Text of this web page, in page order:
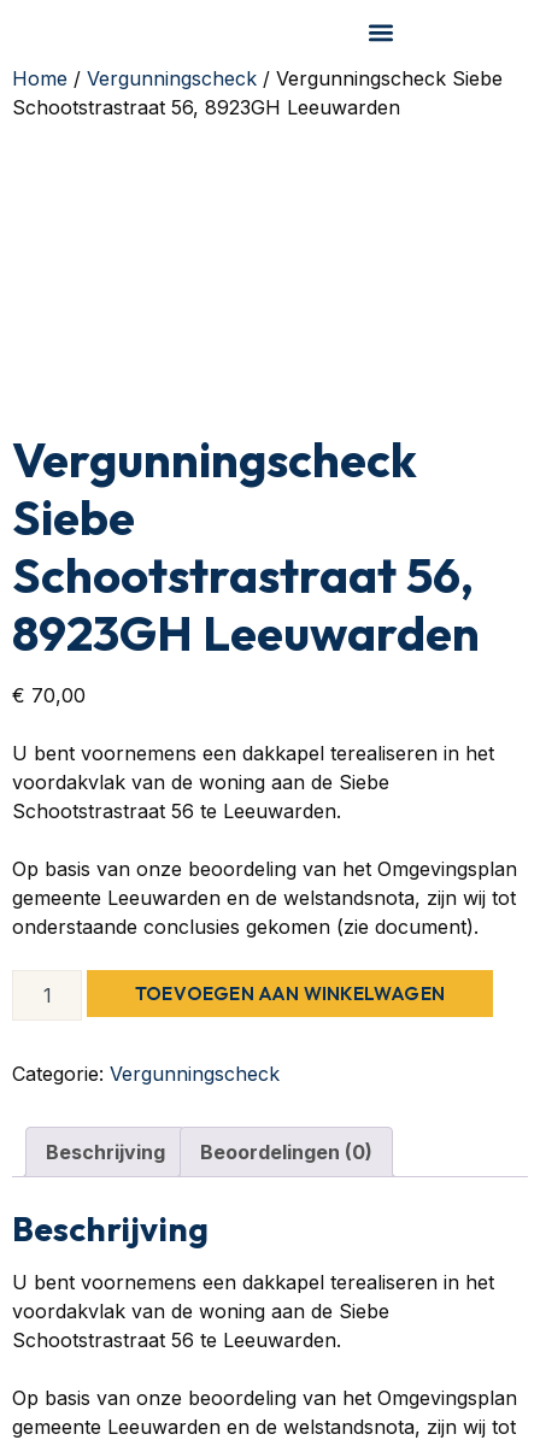
Home / Vergunningscheck / Vergunningscheck Siebe
Schootstrastraat 56, 8923GH Leeuwarden
Vergunningscheck
Siebe
Schootstrastraat 56,
8923GH Leeuwarden
€ 70,00
U bent voornemens een dakkapel terealiseren in het
voordakvlak van de woning aan de Siebe
Schootstrastraat 56 te Leeuwarden.
Op basis van onze beoordeling van het Omgevingsplan
gemeente Leeuwarden en de welstandsnota, zijn wij tot
onderstaande conclusies gekomen (zie document).
TOEVOEGEN AAN WINKELWAGEN
Categorie: Vergunningscheck
Beschrijving Beoordelingen (0)
Beschrijving
U bent voornemens een dakkapel terealiseren in het
voordakvlak van de woning aan de Siebe
Schootstrastraat 56 te Leeuwarden.
Op basis van onze beoordeling van het Omgevingsplan
gemeente Leeuwarden en de welstandsnota, zijn wij tot